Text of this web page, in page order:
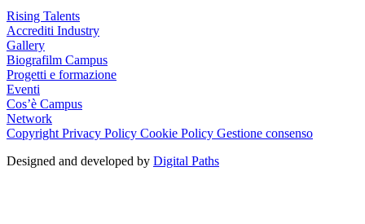
Rising Talents
Accrediti Industry
Gallery
Biografilm Campus
Progetti e formazione
Eventi
Cos’è Campus
Network
Copyright Privacy Policy Cookie Policy Gestione consenso
Designed and developed by Digital Paths